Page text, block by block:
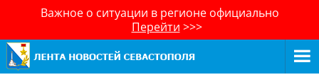
Важное о ситуации в регионе официально
Перейти >>>